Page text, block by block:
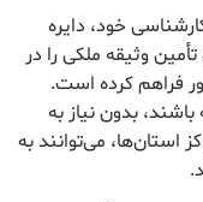
خود، دایره
تأمین وثیقه ملکی را در
فراهم کرده است.
بدون نیاز به
استان‌ها، می‌توانند به